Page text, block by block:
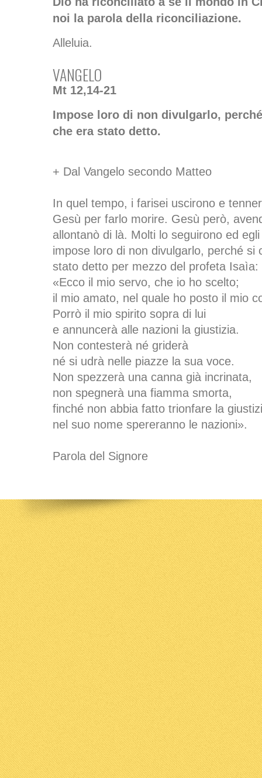
noi la parola della riconciliazione.
Alleluia.
VANGELO
Mt 12,14-21
Impose loro di non divulgarlo,
che era stato detto.
+ Dal Vangelo secondo Matteo
In quel tempo, i farisei uscirono e
Gesù per farlo morire. Gesù però,
allontanò di là. Molti lo seguirono ed
impose loro di non divulgarlo, perché si
stato detto per mezzo del profeta Isaìa:
«Ecco il mio servo, che io ho scelto;
il mio amato, nel quale ho posto il mio
Porrò il mio spirito sopra di lui
e annuncerà alle nazioni la giustizia.
Non contesterà né griderà
né si udrà nelle piazze la sua voce.
Non spezzerà una canna già incrinata,
non spegnerà una fiamma smorta,
finché non abbia fatto trionfare la
nel suo nome spereranno le nazioni».
Parola del Signore